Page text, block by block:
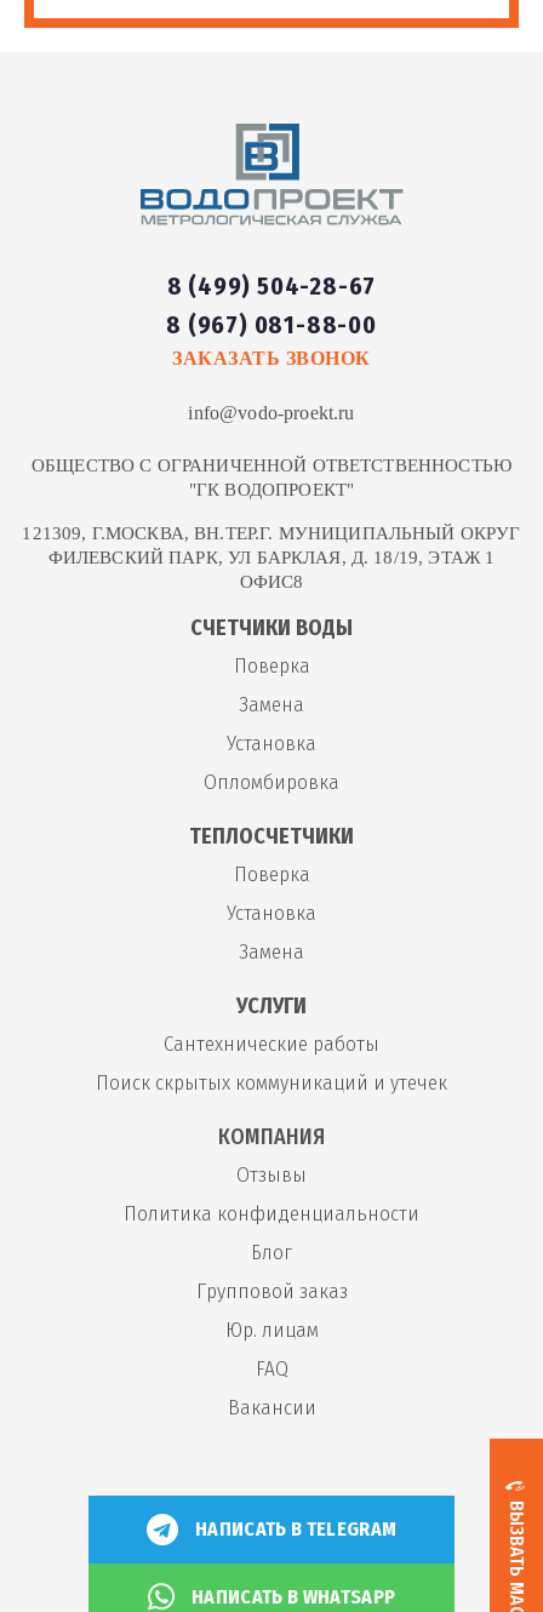
ВЫЗВАТЬ МАСТЕРА
8 (499) 504-28-67
8 (967) 081-88-00
ЗАКАЗАТЬ ЗВОНОК
info@vodo-proekt.ru
ОБЩЕСТВО С ОГРАНИЧЕННОЙ ОТВЕТСТВЕННОСТЬЮ
"ГК ВОДОПРОЕКТ"
121309, Г.МОСКВА, ВН.ТЕР.Г. МУНИЦИПАЛЬНЫЙ ОКРУГ
ФИЛЕВСКИЙ ПАРК, УЛ БАРКЛАЯ, Д. 18/19, ЭТАЖ 1
ОФИС8
СЧЕТЧИКИ ВОДЫ
Поверка
Замена
Установка
Опломбировка
ТЕПЛОСЧЕТЧИКИ
Поверка
Установка
Замена
УСЛУГИ
Сантехнические работы
Поиск скрытых коммуникаций и утечек
КОМПАНИЯ
Отзывы
Политика конфиденциальности
Блог
Групповой заказ
Юр. лицам
FAQ
Вакансии
НАПИСАТЬ В TELEGRAM
НАПИСАТЬ В WHATSAPP